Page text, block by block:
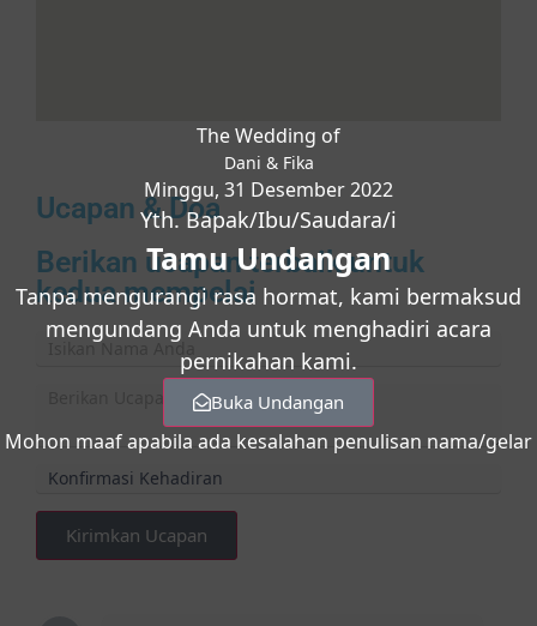
Ucapan & Doa
Berikan ucapan terbaik untuk
kedua mempelai
Kirimkan Ucapan
The Wedding of
Dani & Fika
Minggu, 31 Desember 2022
Yth. Bapak/Ibu/Saudara/i
Tamu Undangan
Tanpa mengurangi rasa hormat, kami bermaksud
mengundang Anda untuk menghadiri acara
pernikahan kami.
Buka Undangan
Mohon maaf apabila ada kesalahan penulisan nama/gelar